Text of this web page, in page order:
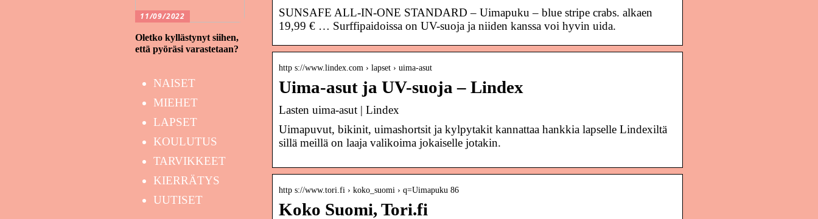
SUNSAFE ALL-IN-ONE STANDARD – Uimapuku – blue stripe crabs. alkaen
19,99 € … Surffipaidoissa on UV-suoja ja niiden kanssa voi hyvin uida.
http s://www.lindex.com › lapset › uima-asut
Uima-asut ja UV-suoja – Lindex
Lasten uima-asut | Lindex
Uimapuvut, bikinit, uimashortsit ja kylpytakit kannattaa hankkia lapselle Lindexiltä
sillä meillä on laaja valikoima jokaiselle jotakin.
http s://www.tori.fi › koko_suomi › q=Uimapuku 86
Koko Suomi, Tori.fi
11/09/2022
Oletko kyllästynyt siihen,
että pyöräsi varastetaan?
NAISET
MIEHET
LAPSET
KOULUTUS
TARVIKKEET
KIERRÄTYS
UUTISET